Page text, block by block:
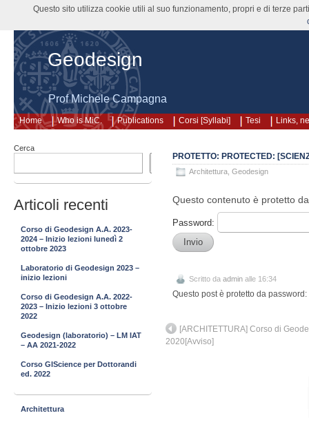
Geodesign
Prof Michele Campagna
Home Who is MiC. Publications Corsi [Syllabi] Tesi Links,
PROTETTO: PROTECTED:
Architettura Geodesign
Questo contenuto è protetto
Password:
Scritto da admin alle 16:34
Questo post è protetto da
[ARCHITETTURA] Corso di
2020[Avviso]
Cerca
Cerca
Articoli recenti
Corso di Geodesign A.A. 2023-
2024 – Inizio lezioni lunedì 2
ottobre 2023
Laboratorio di Geodesign 2023 –
inizio lezioni
Corso di Geodesign A.A. 2022-
2023 – Inizio lezioni 3 ottobre
2022
Geodesign (laboratorio) – LM IAT
– AA 2021-2022
Corso GIScience per Dottorandi
ed. 2022
Architettura
Questo sito utilizza cookie utili al suo funzionamento, propri e di terze